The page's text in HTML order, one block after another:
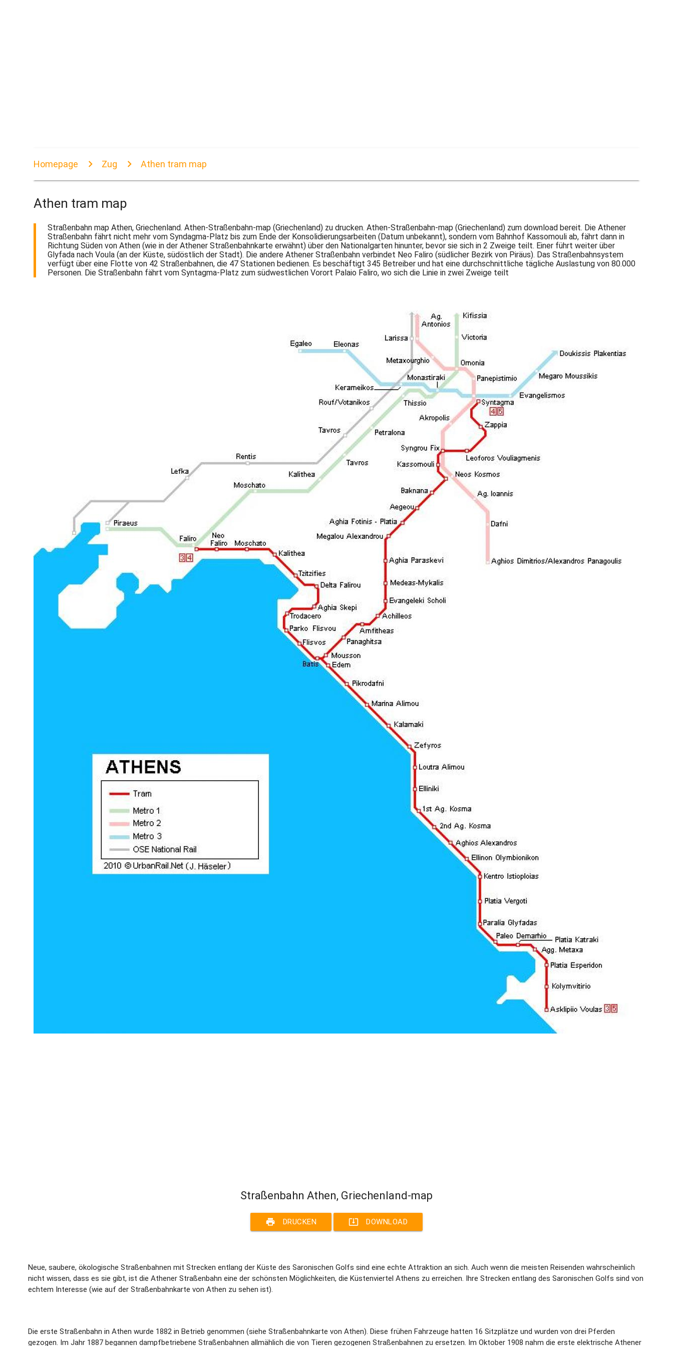
Homepage Zug Athen tram map
Athen tram map
Straßenbahn map Athen, Griechenland. Athen-Straßenbahn-map (Griechenland) zu drucken. Athen-Straßenbahn-map (Griechenland) zum download bereit. Die Athener
Straßenbahn fährt nicht mehr vom Syndagma-Platz bis zum Ende der Konsolidierungsarbeiten (Datum unbekannt), sondern vom Bahnhof Kassomouli ab, fährt dann in
Richtung Süden von Athen (wie in der Athener Straßenbahnkarte erwähnt) über den Nationalgarten hinunter, bevor sie sich in 2 Zweige teilt. Einer führt weiter über
Glyfada nach Voula (an der Küste, südöstlich der Stadt). Die andere Athener Straßenbahn verbindet Neo Faliro (südlicher Bezirk von Piräus). Das Straßenbahnsystem
verfügt über eine Flotte von 42 Straßenbahnen, die 47 Stationen bedienen. Es beschäftigt 345 Betreiber und hat eine durchschnittliche tägliche Auslastung von 80.000
Personen. Die Straßenbahn fährt vom Syntagma-Platz zum südwestlichen Vorort Palaio Faliro, wo sich die Linie in zwei Zweige teilt
Straßenbahn Athen, Griechenland-map
print DRUCKEN system_update_alt DOWNLOAD
Neue, saubere, ökologische Straßenbahnen mit Strecken entlang der Küste des Saronischen Golfs sind eine echte Attraktion an sich. Auch wenn die meisten Reisenden wahrscheinlich
nicht wissen, dass es sie gibt, ist die Athener Straßenbahn eine der schönsten Möglichkeiten, die Küstenviertel Athens zu erreichen. Ihre Strecken entlang des Saronischen Golfs sind von
echtem Interesse (wie auf der Straßenbahnkarte von Athen zu sehen ist).
Die erste Straßenbahn in Athen wurde 1882 in Betrieb genommen (siehe Straßenbahnkarte von Athen). Diese frühen Fahrzeuge hatten 16 Sitzplätze und wurden von drei Pferden
gezogen. Im Jahr 1887 begannen dampfbetriebene Straßenbahnen allmählich die von Tieren gezogenen Straßenbahnen zu ersetzen. Im Oktober 1908 nahm die erste elektrische Athener